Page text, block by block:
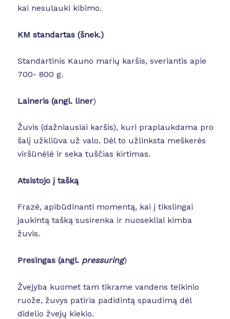
kai nesulauki kibimo.
KM standartas (šnek.)
Standartinis Kauno marių karšis, sveriantis apie
700- 800 g.
Laineris (angl. liner)
Žuvis (dažniausiai karšis), kuri praplaukdama pro
šalį užkliūva už valo. Dėl to užlinksta meškerės
viršūnėlė ir seka tuščias kirtimas.
Atsistojo į tašką
Frazė, apibūdinanti momentą, kai į tikslingai
jaukintą tašką susirenka ir nuosekliai kimba
žuvis.
Presingas (angl. pressuring)
Žvejyba kuomet tam tikrame vandens telkinio
ruože, žuvys patiria padidintą spaudimą dėl
didelio žvejų kiekio.